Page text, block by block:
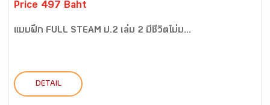
Price 497 Baht
แบบฝึก FULL STEAM ป.2 เล่ม 2 มีชีวิตไม่ม...
DETAIL